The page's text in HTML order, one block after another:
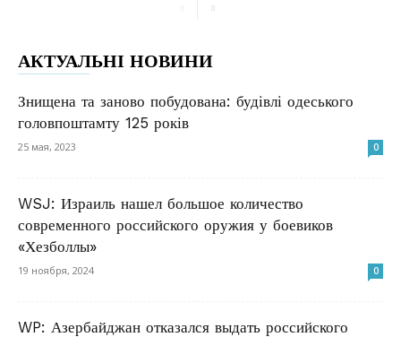
АКТУАЛЬНІ НОВИНИ
Знищена та заново побудована: будівлі одеського
головпоштамту 125 років
25 мая, 2023 0
WSJ: Израиль нашел большое количество
современного российского оружия у боевиков
«Хезболлы»
19 ноября, 2024 0
WP: Азербайджан отказался выдать российского